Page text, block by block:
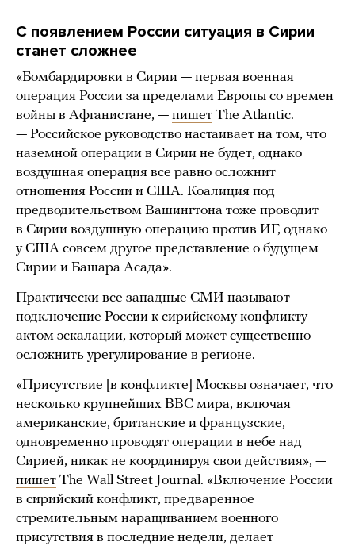
С появлением России ситуация в Сирии
станет сложнее
«Бомбардировки в Сирии — первая военная
операция России за пределами Европы со времен
войны в Афганистане, — пишет The Atlantic.
— Российское руководство настаивает на том, что
наземной операции в Сирии не будет, однако
воздушная операция все равно осложнит
отношения России и США. Коалиция под
предводительством Вашингтона тоже проводит
в Сирии воздушную операцию против ИГ, однако
у США совсем другое представление о будущем
Сирии и Башара Асада».
Практически все западные СМИ называют
подключение России к сирийскому конфликту
актом эскалации, который может существенно
осложнить урегулирование в регионе.
«Присутствие [в конфликте] Москвы означает, что
несколько крупнейших ВВС мира, включая
американские, британские и французские,
одновременно проводят операции в небе над
Сирией, никак не координируя свои действия», —
пишет The Wall Street Journal. «Включение России
в сирийский конфликт, предваренное
стремительным наращиванием военного
присутствия в последние недели, делает